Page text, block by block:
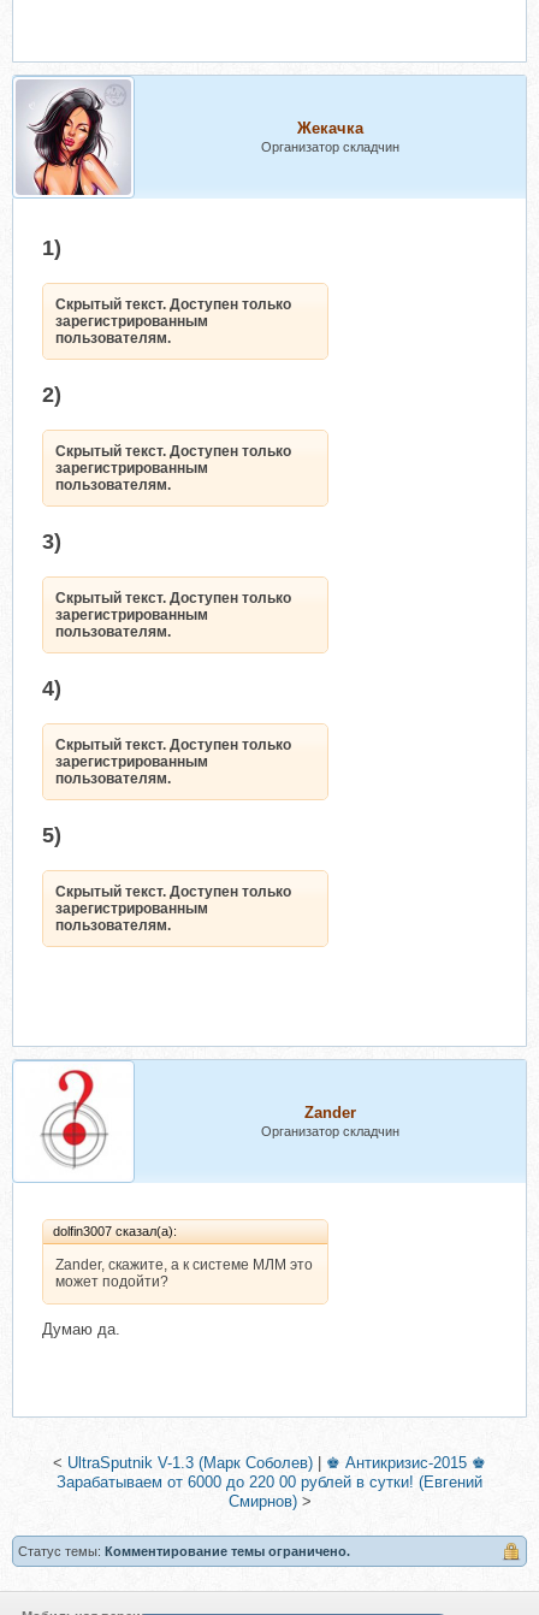
Жекачка
Организатор складчин
1)
Скрытый текст. Доступен только
зарегистрированным
пользователям.
2)
Скрытый текст. Доступен только
зарегистрированным
пользователям.
3)
Скрытый текст. Доступен только
зарегистрированным
пользователям.
4)
Скрытый текст. Доступен только
зарегистрированным
пользователям.
5)
Скрытый текст. Доступен только
зарегистрированным
пользователям.
Zander
Организатор складчин
dolfin3007 сказал(а):
Zander, скажите, а к системе МЛМ это
может подойти?
Думаю да.
< UltraSputnik V-1.3 (Марк Соболев)
♚ Антикризис-2015 ♚
Зарабатываем от 6000 до 220 00 рублей в сутки! (Евгений
Смирнов)>
Статус темы: Комментирование темы ограничено.